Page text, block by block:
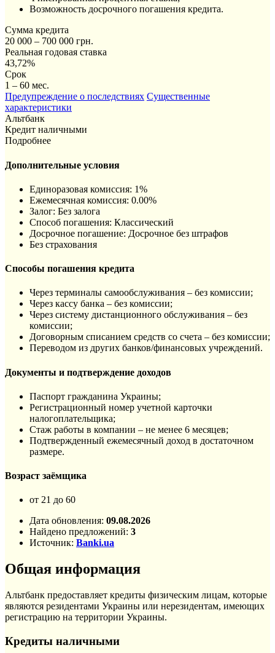
Возможность досрочного погашения кредита.
Сумма кредита
20 000 – 700 000 грн.
Реальная годовая ставка
43,72%
Срок
1 – 60 мес.
Предупреждение о последствиях Существенные
характеристики
Альтбанк
Кредит наличными
Подробнее
Дополнительные условия
Единоразовая комиссия: 1%
Ежемесячная комиссия: 0.00%
Залог: Без залога
Способ погашения: Классический
Досрочное погашение: Досрочное без штрафов
Без страхования
Способы погашения кредита
Через терминалы самообслуживания – без комиссии;
Через кассу банка – без комиссии;
Через систему дистанционного обслуживания – без
комиссии;
Договорным списанием средств со счета – без комиссии;
Переводом из других банков/финансовых учреждений.
Документы и подтверждение доходов
Паспорт гражданина Украины;
Регистрационный номер учетной карточки
налогоплательщика;
Стаж работы в компании – не менее 6 месяцев;
Подтвержденный ежемесячный доход в достаточном
размере.
Возраст заёмщика
от 21 до 60
Дата обновления: 09.08.2026
Найдено предложений: 3
Источник: Banki.ua
Общая информация
Альтбанк предоставляет кредиты физическим лицам, которые
являются резидентами Украины или нерезидентам, имеющих
регистрацию на территории Украины.
Кредиты наличными